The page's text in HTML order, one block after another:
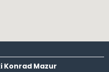
Konrad Mazur